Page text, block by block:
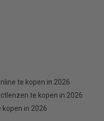
te kopen in 2026
te kopen in 2026
kopen in 2026